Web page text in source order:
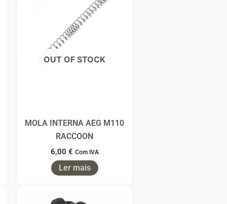
OUT OF STOCK
MOLA INTERNA AEG M110
RACCOON
6,00 € Com IVA
Ler mais